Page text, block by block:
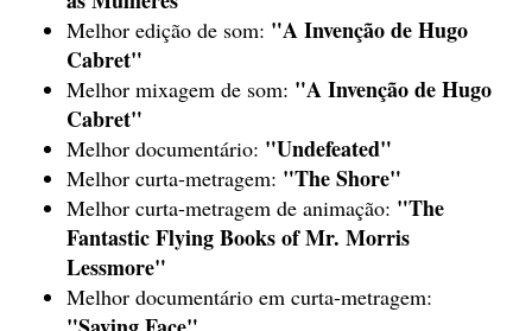
Melhor edição de som: "A Invenção de Hugo
Cabret"
Melhor mixagem de som: "A Invenção de Hugo
Cabret"
Melhor documentário: "Undefeated"
Melhor curta-metragem: "The Shore"
Melhor curta-metragem de animação: "The
Fantastic Flying Books of Mr. Morris
Lessmore"
Melhor documentário em curta-metragem: